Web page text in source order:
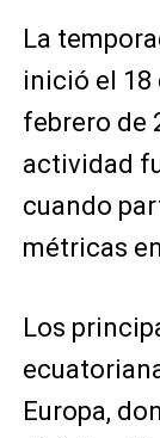
La
inició el 18
febrero de
actividad
cuando
métricas
Los
Europa,